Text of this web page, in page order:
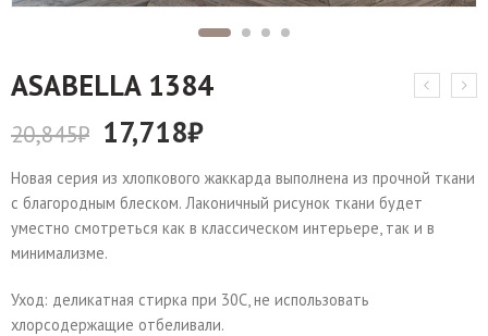
АSABELLA 1384
20,845₽ 17,718₽
Новая серия из хлопкового жаккарда выполнена из прочной ткани
с благородным блеском. Лаконичный рисунок ткани будет
уместно смотреться как в классическом интерьере, так и в
минимализме.
Уход: деликатная стирка при 30С, не использовать
хлорсодержащие отбеливали.